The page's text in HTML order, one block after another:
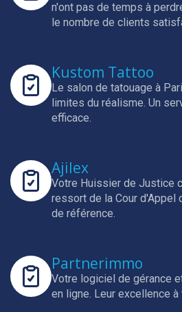
n'ont pas de temps à
le nombre de clients
Kustom Tattoo
Le salon de tatouage à
limites du réalisme. Un
efficace.
Ajilex
Votre Huissier de Justice
ressort de la Cour d'Appel
de référence.
Partnerimmo
Votre logiciel de gérance
en ligne. Leur excellence